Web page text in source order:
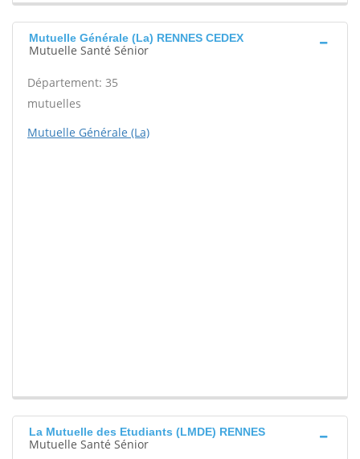
Mutuelle Générale (La) RENNES CEDEX
Mutuelle Santé Sénior
Département: 35
mutuelles
Mutuelle Générale (La)
La Mutuelle des Etudiants (LMDE) RENNES
Mutuelle Santé Sénior